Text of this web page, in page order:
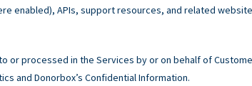
enabled), APIs, support resources, and related
or processed in the Services by or on behalf of
and Donorbox’s Confidential Information.